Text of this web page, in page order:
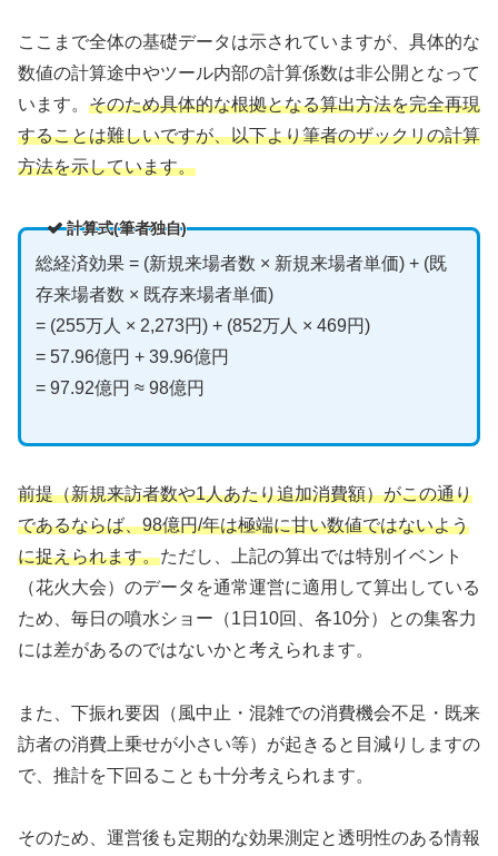
ここまで全体の基礎データは示されていますが、具体的な
数値の計算途中やツール内部の計算係数は非公開となって
います。 そのため具体的な根拠となる算出方法を完全再現
することは難しいですが、以下より筆者のザックリの計算
方法を示しています。
計算式(筆者独自)
総経済効果 = (新規来場者数 × 新規来場者単価) + (既
存来場者数 × 既存来場者単価)
= (255万人 × 2,273円) + (852万人 × 469円)
= 57.96億円 + 39.96億円
= 97.92億円 ≈ 98億円
前提（新規来訪者数や1人あたり追加消費額）がこの通り
であるならば、98億円/年は極端に甘い数値ではないよう
に捉えられます。ただし、上記の算出では特別イベント
（花火大会）のデータを通常運営に適用して算出している
ため、毎日の噴水ショー（1日10回、各10分）との集客力
には差があるのではないかと考えられます。
また、下振れ要因（風中止・混雑での消費機会不足・既来
訪者の消費上乗せが小さい等）が起きると目減りしますの
で、推計を下回ることも十分考えられます。
そのため、運営後も定期的な効果測定と透明性のある情報